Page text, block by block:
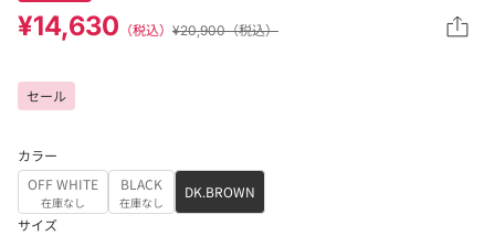
¥14,630 （税込） ¥20,900（税込）
セール
カラー
OFF WHITE
在庫なし
BLACK
在庫なし
DK.BROWN
サイズ